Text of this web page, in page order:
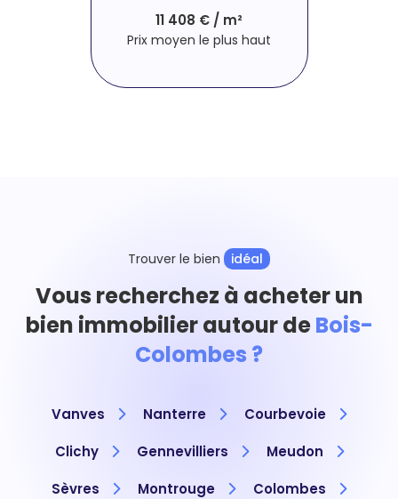
11 408 € / m²
Prix moyen le plus haut
Trouver le bien idéal
Vous recherchez à acheter un
bien immobilier autour deBois-
Colombes ?
Vanves Nanterre
Courbevoie
Clichy
Gennevilliers
Meudon
Sèvres
Montrouge
Colombes